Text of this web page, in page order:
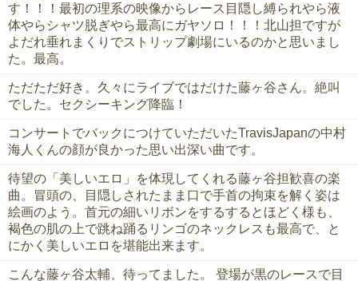
す！！！最初の理系の映像からレース目隠し縛られやら液
体やらシャツ脱ぎやら最高にガヤソロ！！！北山担ですが
よだれ垂れまくりでストリップ劇場にいるのかと思いまし
た。最高。
ただただ好き。久々にライブではだけた藤ヶ谷さん。絶叫
でした。セクシーキング降臨！
コンサートでバックにつけていただいたTravisJapanの中村
海人くんの顔が良かった思い出深い曲です。
待望の「美しいエロ」を体現してくれる藤ヶ谷担歓喜の楽
曲。冒頭の、目隠しされたまま口で手首の拘束を解く姿は
絵画のよう。首元の細いリボンをするするとほどく様も、
褐色の肌の上で跳ね踊るリンゴのネックレスも最高で、と
にかく美しいエロを堪能出来ます。
こんな藤ヶ谷太輔、待ってました。 登場が黒のレースで目